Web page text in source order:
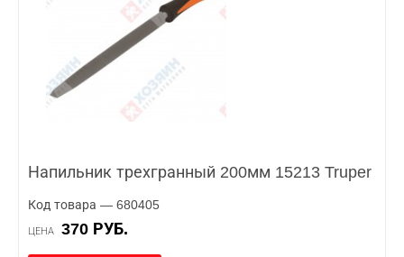
Напильник трехгранный 200мм 15213 Truper
Код товара — 680405
ЦЕНА 370 РУБ.